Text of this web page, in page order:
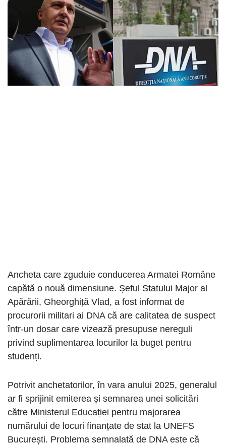
Ancheta care zguduie conducerea Armatei Române
capătă o nouă dimensiune. Șeful Statului Major al
Apărării, Gheorghiță Vlad, a fost informat de
procurorii militari ai DNA că are calitatea de suspect
într-un dosar care vizează presupuse nereguli
privind suplimentarea locurilor la buget pentru
studenți.
Potrivit anchetatorilor, în vara anului 2025, generalul
ar fi sprijinit emiterea și semnarea unei solicitări
către Ministerul Educației pentru majorarea
numărului de locuri finanțate de stat la UNEFS
București. Problema semnalată de DNA este că